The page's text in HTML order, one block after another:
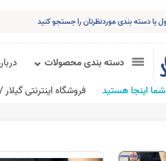
دسته بندی محصولات
شما اینجا هستید
فروشگاه اینترنتی گیلار /